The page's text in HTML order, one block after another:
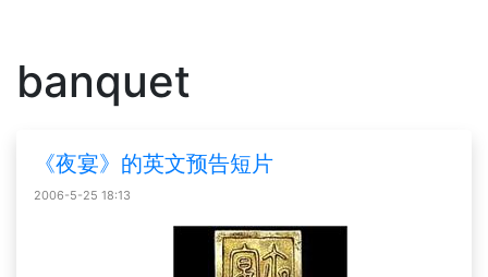
banquet
《夜宴》的英文预告短片
2006-5-25 18:13